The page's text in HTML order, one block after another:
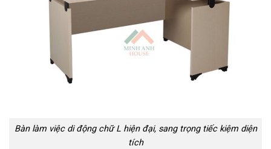
Bàn làm việc di động chữ L hiện đại, sang trọng tiếc kiệm diện
tích